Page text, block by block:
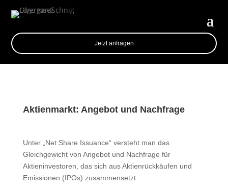
Jetzt anfragen
Aktienmarkt: Angebot und Nachfrage
Unter „Net Share Issuance“ versteht man das
Gleichgewicht von Angebot und Nachfrage für
Aktieninvestoren, das sich aus Aktienrückkäufen und
Emissionen (IPOs) zusammensetzt.